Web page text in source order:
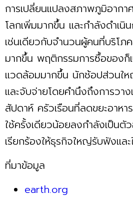
การเปลี่ยนแปลงสภาพภูมิอากา
โลกเพิ่มมากขึ้น และกำลังดำเนิ
เช่นเดียวกับจำนวนผู้คนที่บริโภ
มากขึ้น พฤติกรรมการซื้อของก็
แวดล้อมมากขึ้น นักช้อปส่วนให
และจับจ่ายโดยคำนึงถึงการวา
สัปดาห์ ครัวเรือนที่ลดขยะอาห
ใช้ครั้งเดียวน้อยลงกำลังเป็นตั
เรียกร้องให้ธุรกิจใหญ่รับฟังแล
ที่มาข้อมูล
earth.org